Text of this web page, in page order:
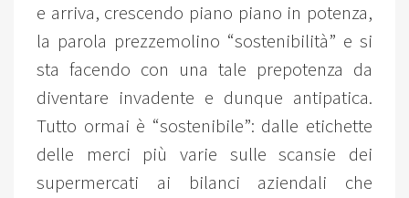
e arriva, crescendo piano piano in potenza,
la parola prezzemolino “sostenibilità” e si
sta facendo con una tale prepotenza da
diventare invadente e dunque antipatica.
Tutto ormai è “sostenibile”: dalle etichette
delle merci più varie sulle scansie dei
supermercati ai bilanci aziendali che